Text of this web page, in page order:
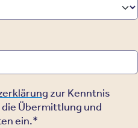
zur Kenntnis
Übermittlung und
ein.*